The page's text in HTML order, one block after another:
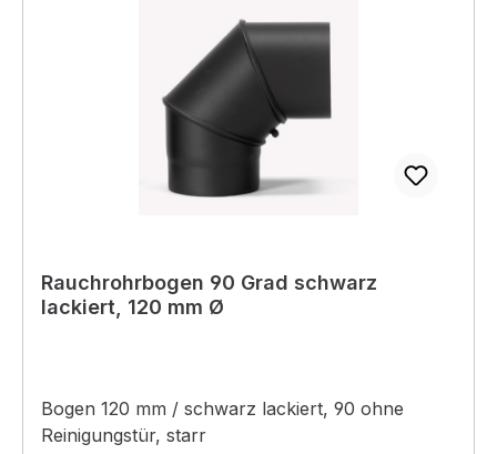
Rauchrohrbogen 90 Grad schwarz
lackiert, 120 mm Ø
Bogen 120 mm / schwarz lackiert, 90 ohne
Reinigungstür, starr